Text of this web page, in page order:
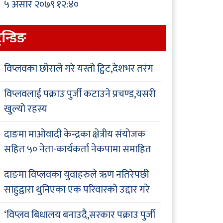
५ असार २०७९ १२:४०
विप्लवका छोराले गरे यस्तो ट्विट,देशभर तरंग
विप्लवलाई पक्राउ पुर्जी कटाउने प्रचण्ड,यसरी
खुल्यो रहस्य
दाङमा माओवादी केन्द्रका क्षेत्रीय संयोजक
सहित ५० नेता-कार्यकर्ता नेकपामा समाहित
दाङमा विप्लवका युवाहरुले ऋण नतिरेपछी
साहुद्वारा थुनिएका एक परिवारको उद्दार गरे
‘विप्लव बिधालय बनाउदै,सरकार पक्राउ पुर्जी